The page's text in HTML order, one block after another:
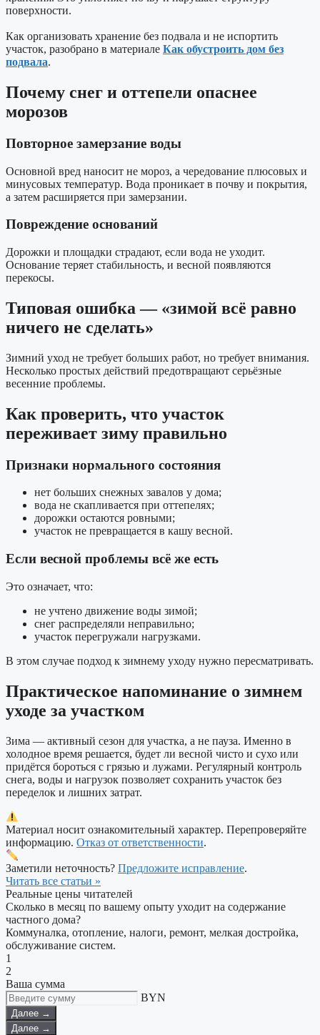
поверхности.
Как организовать хранение без подвала и не испортить
участок, разобрано в материале Как обустроить дом без
подвала.
Почему снег и оттепели опаснее
морозов
Повторное замерзание воды
Основной вред наносит не мороз, а чередование плюсовых и
минусовых температур. Вода проникает в почву и покрытия,
а затем расширяется при замерзании.
Повреждение оснований
Дорожки и площадки страдают, если вода не уходит.
Основание теряет стабильность, и весной появляются
перекосы.
Типовая ошибка — «зимой всё равно
ничего не сделать»
Зимний уход не требует больших работ, но требует внимания.
Несколько простых действий предотвращают серьёзные
весенние проблемы.
Как проверить, что участок
переживает зиму правильно
Признаки нормального состояния
нет больших снежных завалов у дома;
вода не скапливается при оттепелях;
дорожки остаются ровными;
участок не превращается в кашу весной.
Если весной проблемы всё же есть
Это означает, что:
не учтено движение воды зимой;
снег распределяли неправильно;
участок перегружали нагрузками.
В этом случае подход к зимнему уходу нужно пересматривать.
Практическое напоминание о зимнем
уходе за участком
Зима — активный сезон для участка, а не пауза. Именно в
холодное время решается, будет ли весной чисто и сухо или
придётся бороться с грязью и лужами. Регулярный контроль
снега, воды и нагрузок позволяет сохранить участок без
переделок и лишних затрат.
Материал носит ознакомительный характер. Перепроверяйте
информацию. Отказ от ответственности.
Заметили неточность? Предложите исправление.
Читать все статьи »
Реальные цены читателей
Сколько в месяц по вашему опыту уходит на содержание
частного дома?
Коммуналка, отопление, налоги, ремонт, мелкая достройка,
обслуживание систем.
1
2
Ваша сумма
BYN
Далее →
Далее →